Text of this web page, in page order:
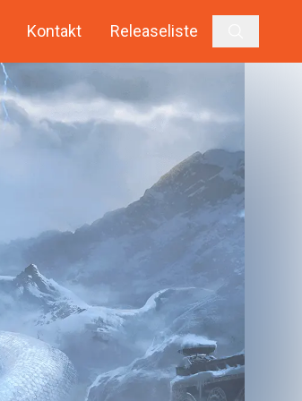
Kontakt Releaseliste